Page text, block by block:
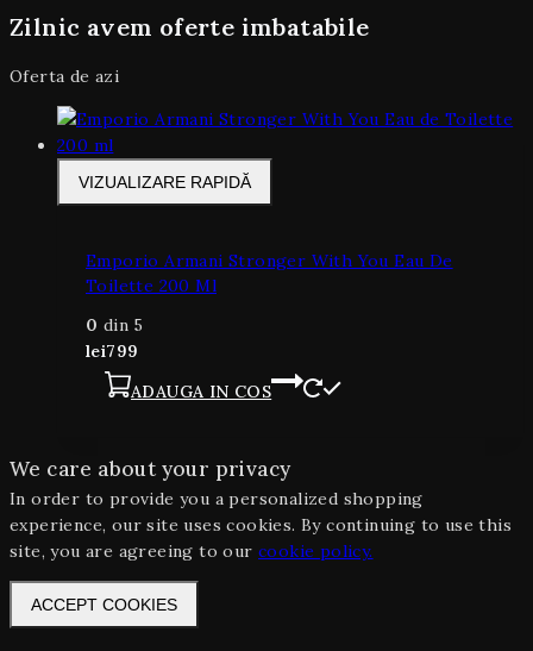
Zilnic avem oferte imbatabile
Oferta de azi
VIZUALIZARE RAPIDĂ
Emporio Armani Stronger With You Eau De
Toilette 200 Ml
0 din 5
lei799
ADAUGA IN COS
We care about your privacy
In order to provide you a personalized shopping
experience, our site uses cookies. By continuing to use this
site, you are agreeing to our cookie policy.
ACCEPT COOKIES